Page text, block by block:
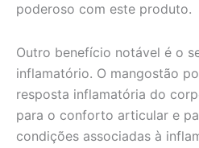
poderoso com este produto.
Outro benefício notável é o
inflamatório. O mangostão
resposta inflamatória do
para o conforto articular e
condições associadas à